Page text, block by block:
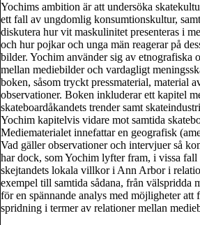
Yochims ambition är att undersöka
ett fall av ungdomlig konsumtionskultur,
diskutera hur vit maskulinitet presenteras i
och hur pojkar och unga män reagerar på
bilder. Yochim använder sig av etnografiska
mellan mediebilder och vardagligt
boken, såsom tryckt pressmaterial, material
observationer. Boken inkluderar ett kapitel
skateboardåkandets trender samt
Yochim kapitelvis vidare mot samtida
Mediematerialet innefattar en geografisk
Vad gäller observationer och intervjuer så
har dock, som Yochim lyfter fram, i vissa
skejtandets lokala villkor i Ann Arbor i
exempel till samtida sådana, från
för en spännande analys med möjligheter
spridning i termer av relationer mellan